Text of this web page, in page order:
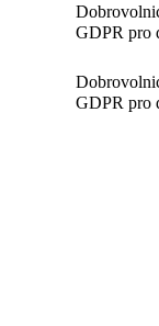
GDPR pro
GDPR pro